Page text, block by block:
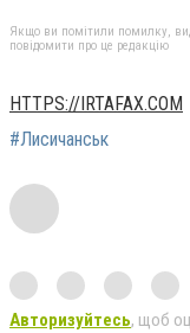
Якщо ви помітили помилку,
повідомити про це редакцію
HTTPS://IRTAFAX.COM
#Лисичанськ
Авторизуйтесь, щоб